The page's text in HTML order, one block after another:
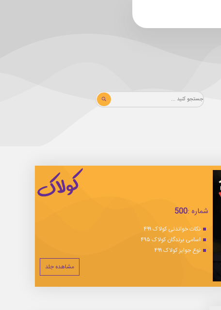
شماره :500
نکات خواندنی کولاک ۴۹۹
اسامی برندگان کولاک ۴۹۵
نوع جوایز کولاک ۴۹۹
مشاهده جلد